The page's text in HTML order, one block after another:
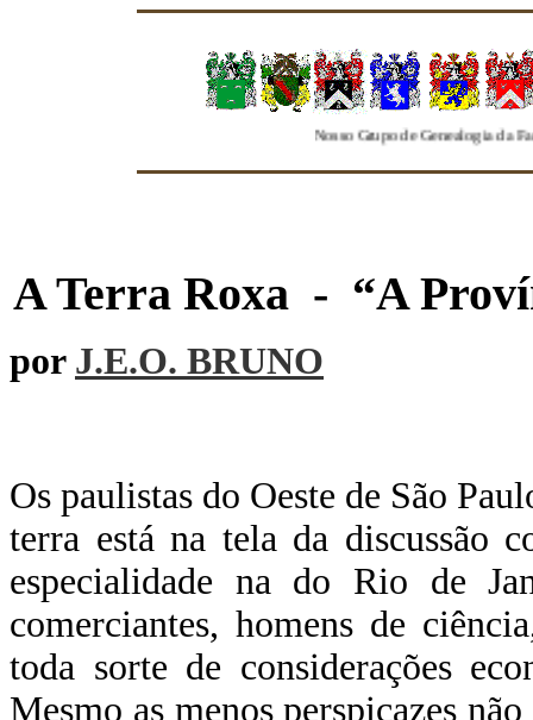
"Nosso Grupo de Genealogia da Familia Freire
A Terra Roxa - “A
por J.E.O. BRUNO
Os paulistas do Oeste de São
terra está na tela da discussão
especialidade na do Rio de
comerciantes, homens de
toda sorte de considerações
Mesmo as menos perspicazes